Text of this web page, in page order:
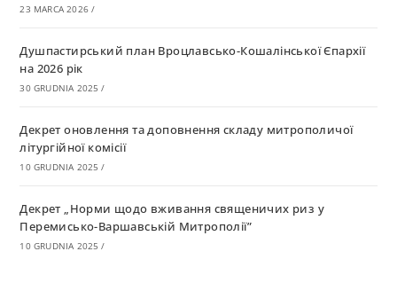
23 MARCA 2026 /
Душпастирський план Вроцлавсько-Кошалінської Єпархії
на 2026 рік
30 GRUDNIA 2025 /
Декрет оновлення та доповнення складу митрополичої
літургійної комісії
10 GRUDNIA 2025 /
Декрет „Норми щодо вживання священичих риз у
Перемисько-Варшавській Митрополії”
10 GRUDNIA 2025 /